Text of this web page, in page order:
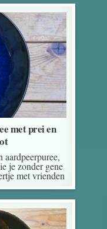
met prei en
aardpeerpuree,
je zonder gene
met vrienden